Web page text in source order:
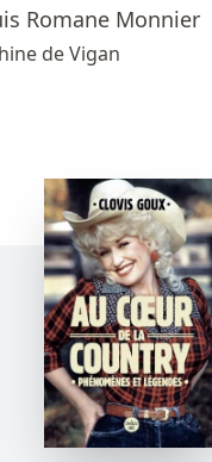
Romane Monnier
de Vigan